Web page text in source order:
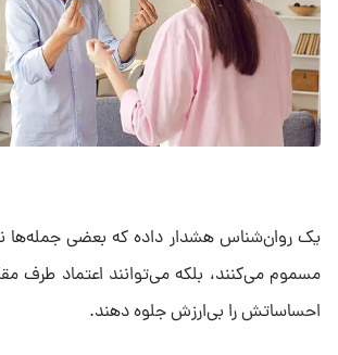
یک روان‌شناس هشدار داده که بعضی جمله‌ها
مسموم می‌کنند، بلکه می‌توانند اعتماد طرف
احساساتش را بی‌ارزش جلوه دهند.